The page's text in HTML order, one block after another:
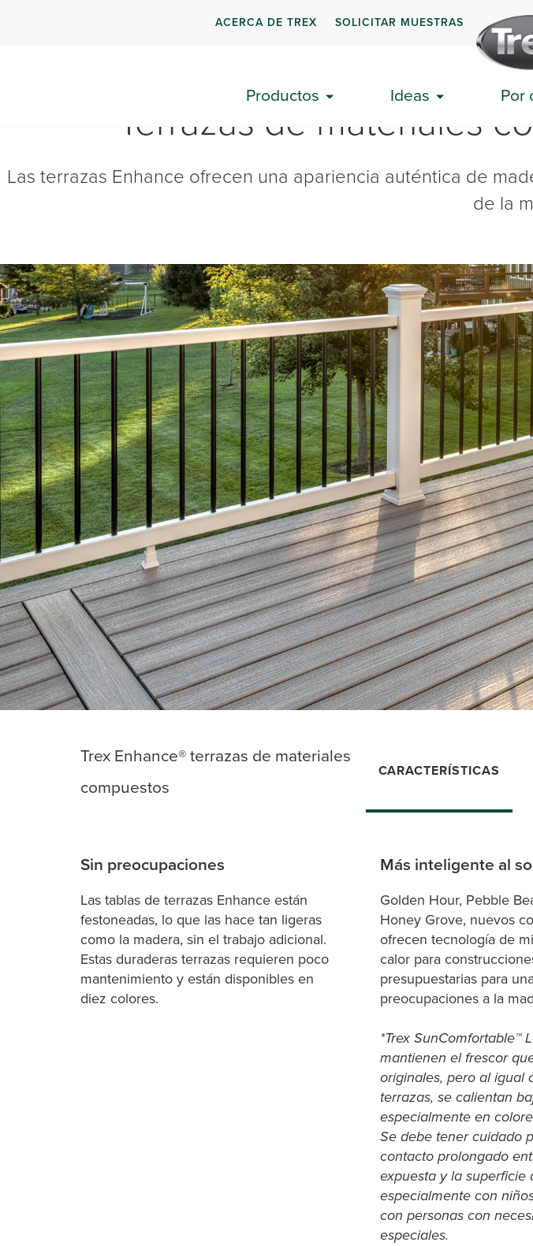
ACERCA DE TREX SOLICITAR MUESTRAS
Productos Ideas Por
Terrazas de materiales
Las terrazas Enhance ofrecen una apariencia auténtica de
de la
Trex Enhance® terrazas de materiales
compuestos
CARACTERÍSTICAS
Sin preocupaciones
Las tablas de terrazas Enhance están
festoneadas, lo que las hace tan ligeras
como la madera, sin el trabajo adicional.
Estas duraderas terrazas requieren poco
mantenimiento y están disponibles en
diez colores.
Más inteligente al
Golden Hour, Pebble
Honey Grove, nuevos
ofrecen tecnología de
calor para
presupuestarias para
preocupaciones a la
*Trex SunComfortable™
mantienen el frescor
originales, pero al igual
terrazas, se calientan
especialmente en
Se debe tener cuidado
contacto prolongado
expuesta y la superficie
especialmente con
con personas con
especiales.